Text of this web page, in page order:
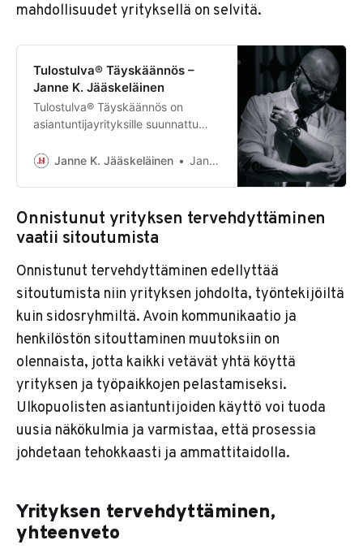
mahdollisuudet yrityksellä on selvitä.
Tulostulva® Täyskäännös –
Janne K. Jääskeläinen
Tulostulva® Täyskäännös on
asiantuntijayrityksille suunnattu
käännät tappiollisen yrityksen
Janne K. Jääskeläinen Janne K. Jääskeläinen
Onnistunut yrityksen tervehdyttäminen
vaatii sitoutumista
Onnistunut tervehdyttäminen edellyttää
sitoutumista niin yrityksen johdolta, työntekijöiltä
kuin sidosryhmiltä. Avoin kommunikaatio ja
henkilöstön sitouttaminen muutoksiin on
olennaista, jotta kaikki vetävät yhtä köyttä
yrityksen ja työpaikkojen pelastamiseksi.
Ulkopuolisten asiantuntijoiden käyttö voi tuoda
uusia näkökulmia ja varmistaa, että prosessia
johdetaan tehokkaasti ja ammattitaidolla.
Yrityksen tervehdyttäminen,
yhteenveto